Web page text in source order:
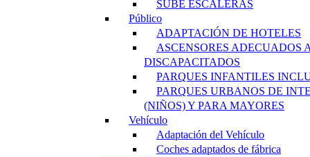
SUBE ESCALERAS
Público
ADAPTACIÓN DE HOTELES
ASCENSORES ADECUADOS A
DISCAPACITADOS
PARQUES INFANTILES
PARQUES URBANOS DE
(NIÑOS) Y PARA MAYORES
Vehículo
Adaptación del Vehículo
Coches adaptados de fábrica